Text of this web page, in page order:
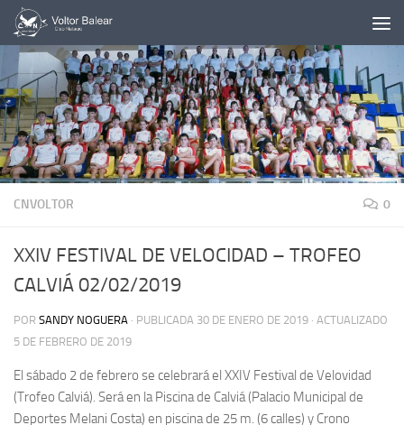
Saltar al contenido
CNVOLTOR 0
XXIV FESTIVAL DE VELOCIDAD – TROFEO
CALVIÁ 02/02/2019
POR SANDY NOGUERA · PUBLICADA 30 DE ENERO DE 2019 · ACTUALIZADO
5 DE FEBRERO DE 2019
El sábado 2 de febrero se celebrará el XXIV Festival de Velovidad
(Trofeo Calviá). Será en la Piscina de Calviá (Palacio Municipal de
Deportes Melani Costa) en piscina de 25 m. (6 calles) y Crono